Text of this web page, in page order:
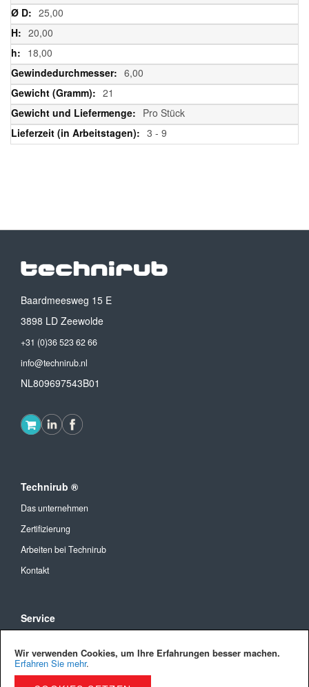
Wir verwenden Cookies, um Ihre Erfahrungen besser machen.
Erfahren Sie mehr.
25,00
20,00
18,00
6,00
21
Pro Stück
3 - 9
Baardmeesweg 15 E
3898 LD Zeewolde
+31 (0)36 523 62 66
info@technirub.nl
NL809697543B01
Technirub ®
Das unternehmen
Zertifizierung
Arbeiten bei Technirub
Kontakt
Service
Versandkosten und Lieferung